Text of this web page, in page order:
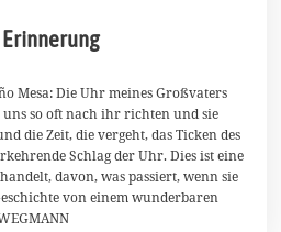
Mesa: Die Uhr meines Großvaters
so oft nach ihr richten und sie
die Zeit, die vergeht, das Ticken des
Schlag der Uhr. Dies ist eine
davon, was passiert, wenn sie
von einem wunderbaren